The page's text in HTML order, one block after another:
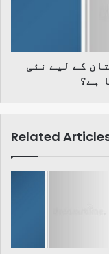
نئی
امریکی
کے لیے نئی
ہے؟
Related